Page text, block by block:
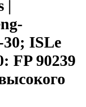
|
ISLe
FP 90239